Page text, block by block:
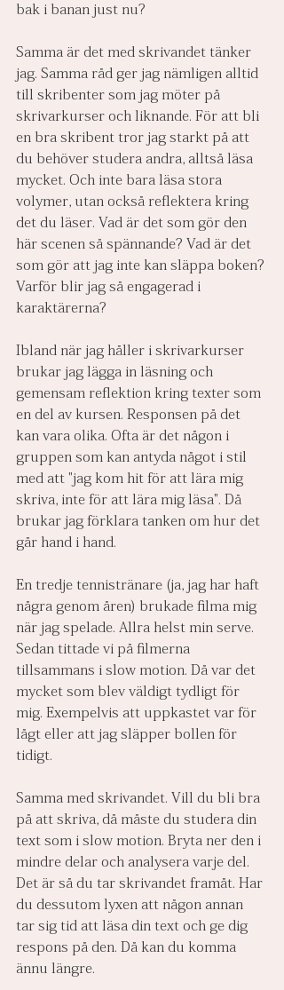
bak i banan just nu?
Samma är det med skrivandet tänker
jag. Samma råd ger jag nämligen alltid
till skribenter som jag möter på
skrivarkurser och liknande. För att bli
en bra skribent tror jag starkt på att
du behöver studera andra, alltså läsa
mycket. Och inte bara läsa stora
volymer, utan också reflektera kring
det du läser. Vad är det som gör den
här scenen så spännande? Vad är det
som gör att jag inte kan släppa boken?
Varför blir jag så engagerad i
karaktärerna?
Ibland när jag håller i skrivarkurser
brukar jag lägga in läsning och
gemensam reflektion kring texter som
en del av kursen. Responsen på det
kan vara olika. Ofta är det någon i
gruppen som kan antyda något i stil
med att "jag kom hit för att lära mig
skriva, inte för att lära mig läsa". Då
brukar jag förklara tanken om hur det
går hand i hand.
En tredje tennistränare (ja, jag har haft
några genom åren) brukade filma mig
när jag spelade. Allra helst min serve.
Sedan tittade vi på filmerna
tillsammans i slow motion. Då var det
mycket som blev väldigt tydligt för
mig. Exempelvis att uppkastet var för
lågt eller att jag släpper bollen för
tidigt.
Samma med skrivandet. Vill du bli bra
på att skriva, då måste du studera din
text som i slow motion. Bryta ner den i
mindre delar och analysera varje del.
Det är så du tar skrivandet framåt. Har
du dessutom lyxen att någon annan
tar sig tid att läsa din text och ge dig
respons på den. Då kan du komma
ännu längre.